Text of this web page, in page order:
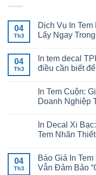
04
Th3
Dịch Vụ In
Lấy Ngay
04
Th3
In tem decal
điều cần biết
In Tem Cuộn:
Doanh Nghiệp
In Decal Xi
Tem Nhãn
04
Th3
Báo Giá In
Vẫn Đảm Bảo